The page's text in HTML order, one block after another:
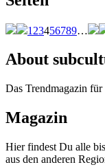
1 23456789…
About
Das Trendmagazin
Magazin
Hier findest Du alle
aus den anderen